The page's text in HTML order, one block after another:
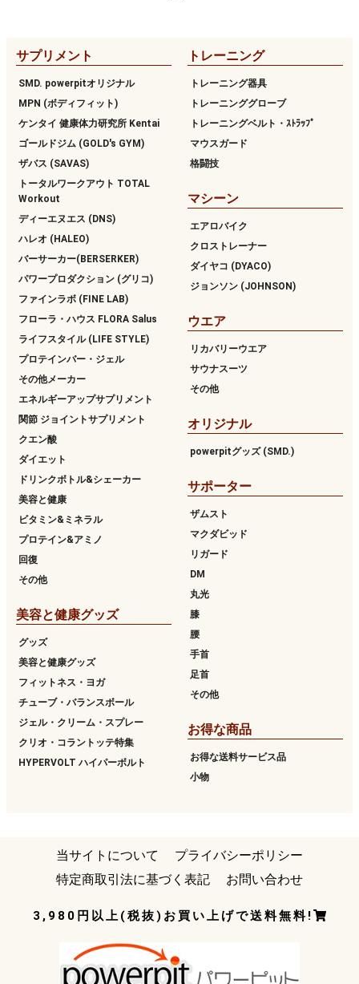
サプリメント
SMD. powerpitオリジナル
MPN (ボディフィット)
ケンタイ 健康体力研究所 Kentai
ゴールドジム (GOLD's GYM)
ザバス (SAVAS)
トータルワークアウト TOTAL
Workout
ディーエヌエス (DNS)
ハレオ (HALEO)
バーサーカー(BERSERKER)
パワープロダクション (グリコ)
ファインラボ (FINE LAB)
フローラ・ハウス FLORA Salus
ライフスタイル (LIFE STYLE)
プロテインバー・ジェル
その他メーカー
エネルギーアップサプリメント
関節 ジョイントサプリメント
クエン酸
ダイエット
ドリンクボトル&シェーカー
美容と健康
ビタミン&ミネラル
プロテイン&アミノ
回復
その他
美容と健康グッズ
グッズ
美容と健康グッズ
フィットネス・ヨガ
チューブ・バランスボール
ジェル・クリーム・スプレー
クリオ・コラントッテ特集
HYPERVOLT ハイパーボルト
トレーニング
トレーニング器具
トレーニンググローブ
トレーニングベルト・ｽﾄﾗｯﾌﾟ
マウスガード
格闘技
マシーン
エアロバイク
クロストレーナー
ダイヤコ (DYACO)
ジョンソン (JOHNSON)
ウエア
リカバリーウエア
サウナスーツ
その他
オリジナル
powerpitグッズ (SMD.)
サポーター
ザムスト
マクダビッド
リガード
DM
丸光
膝
腰
手首
足首
その他
お得な商品
お得な送料サービス品
小物
当サイトについて
プライバシーポリシー
特定商取引法に基づく表記
お問い合わせ
3,980円以上(税抜)お買い上げで送料無料!